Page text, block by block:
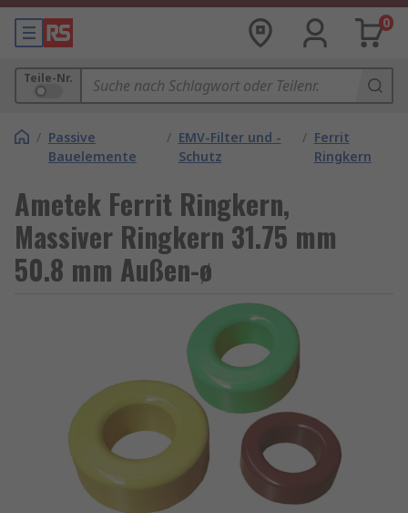
0
Teile-Nr.
/ Passive
Bauelemente
/ EMV-Filter und -
Schutz
/ Ferrit
Ringkern
Ametek Ferrit Ringkern,
Massiver Ringkern 31.75 mm
50.8 mm Außen-ø